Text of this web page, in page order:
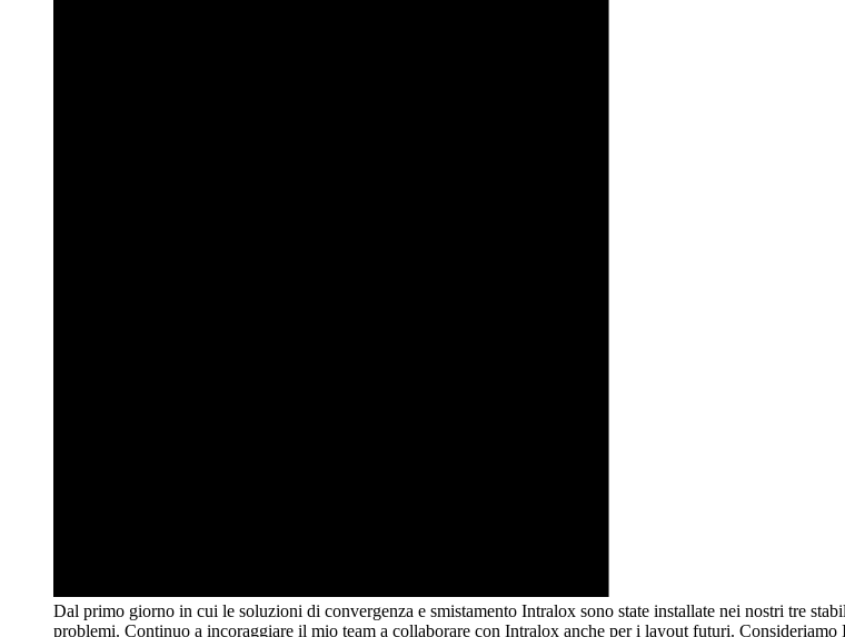
Dal primo giorno in cui le soluzioni di convergenza e smistamento Intralox sono state installate nei nostri tre
problemi. Continuo a incoraggiare il mio team a collaborare con Intralox anche per i layout futuri.